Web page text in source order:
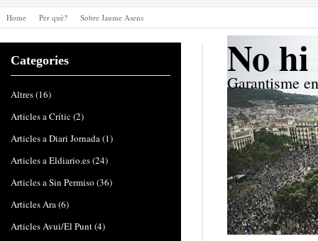
Home Per què? Sobre Jaume Asens
No
Garantisme
Categories
Altres(16)
Articles a Crític(2)
Articles a Diari Jornada(1)
Articles a Eldiario.es(24)
Articles a Sin Permiso (36)
Articles Ara(6)
Articles Avui/El Punt(4)